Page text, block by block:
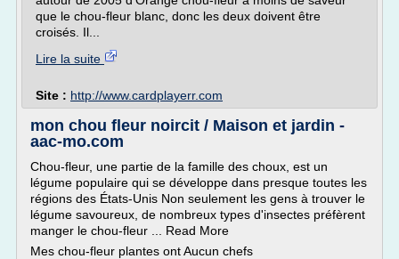
que le chou-fleur blanc, donc les deux doivent être
croisés. Il...
Lire la suite
Site : http://www.cardplayerr.com
mon chou fleur noircit / Maison et jardin -
aac-mo.com
Chou-fleur, une partie de la famille des choux, est un
légume populaire qui se développe dans presque toutes les
régions des États-Unis Non seulement les gens à trouver le
légume savoureux, de nombreux types d'insectes préfèrent
manger le chou-fleur ... Read More
Mes chou-fleur plantes ont Aucun chefs